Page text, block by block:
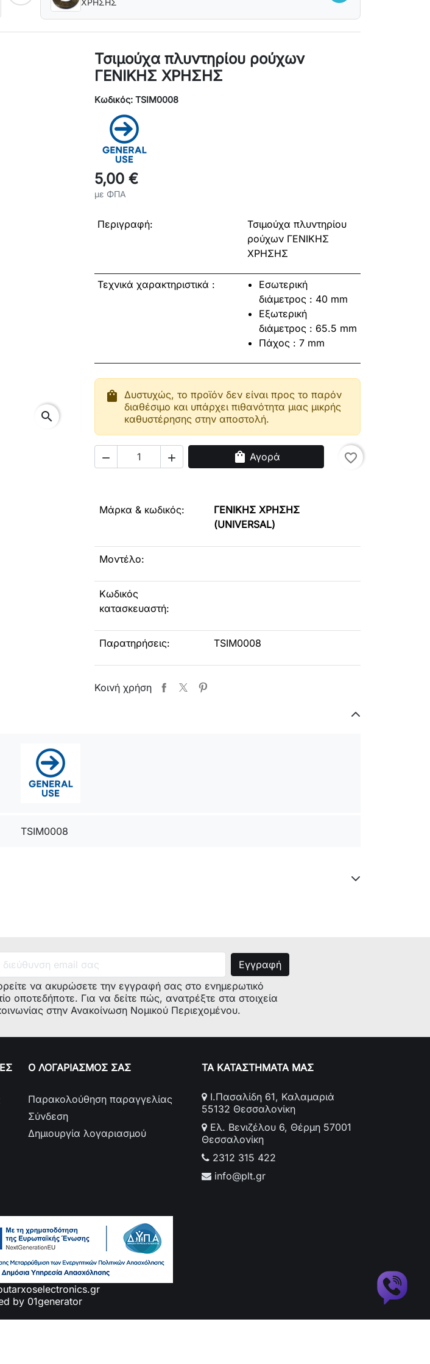
ΧΡΗΣΗΣ
search
Τσιμούχα πλυντηρίου ρούχων
ΓΕΝΙΚΗΣ ΧΡΗΣΗΣ
Κωδικός: TSIM0008
5,00 €
με ΦΠΑ
Περιγραφή:
Τσιμούχα πλυντηρίου
ρούχων ΓΕΝΙΚΗΣ
ΧΡΗΣΗΣ
Τεχνικά χαρακτηριστικά :
Εσωτερική
διάμετρος : 40 mm
Εξωτερική
διάμετρος : 65.5 mm
Πάχος : 7 mm
shopping_bag Δυστυχώς, το προϊόν δεν είναι προς το παρόν
διαθέσιμο και υπάρχει πιθανότητα μιας μικρής
καθυστέρησης στην αποστολή.
  shopping_bag Αγορά favorite_border
Μάρκα & κωδικός: ΓΕΝΙΚΗΣ ΧΡΗΣΗΣ
(UNIVERSAL)
Μοντέλο:
Κωδικός
κατασκευαστή:
Παρατηρήσεις: TSIM0008
Κοινή χρήση
TSIM0008
να ακυρώσετε την εγγραφή σας στο ενημερωτικό
οποτεδήποτε. Για να δείτε πώς, ανατρέξτε στα στοιχεία
στην Ανακοίνωση Νομικού Περιεχομένου.
Ο ΛΟΓΑΡΙΑΣΜΟΣ ΣΑΣ
Παρακολούθηση παραγγελίας
Σύνδεση
Δημιουργία λογαριασμού
ΤΑ ΚΑΤΑΣΤΗΜΑΤΑ ΜΑΣ
Ι.Πασαλίδη 61, Καλαμαριά
55132 Θεσσαλονίκη
Ελ. Βενιζέλου 6, Θέρμη 57001
Θεσσαλονίκη
2312 315 422
info@plt.gr
by 01generator